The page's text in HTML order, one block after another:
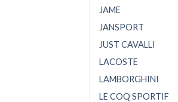
JAME
JANSPORT
JUST CAVALLI
LACOSTE
LAMBORGHINI
LE COQ SPORTIF